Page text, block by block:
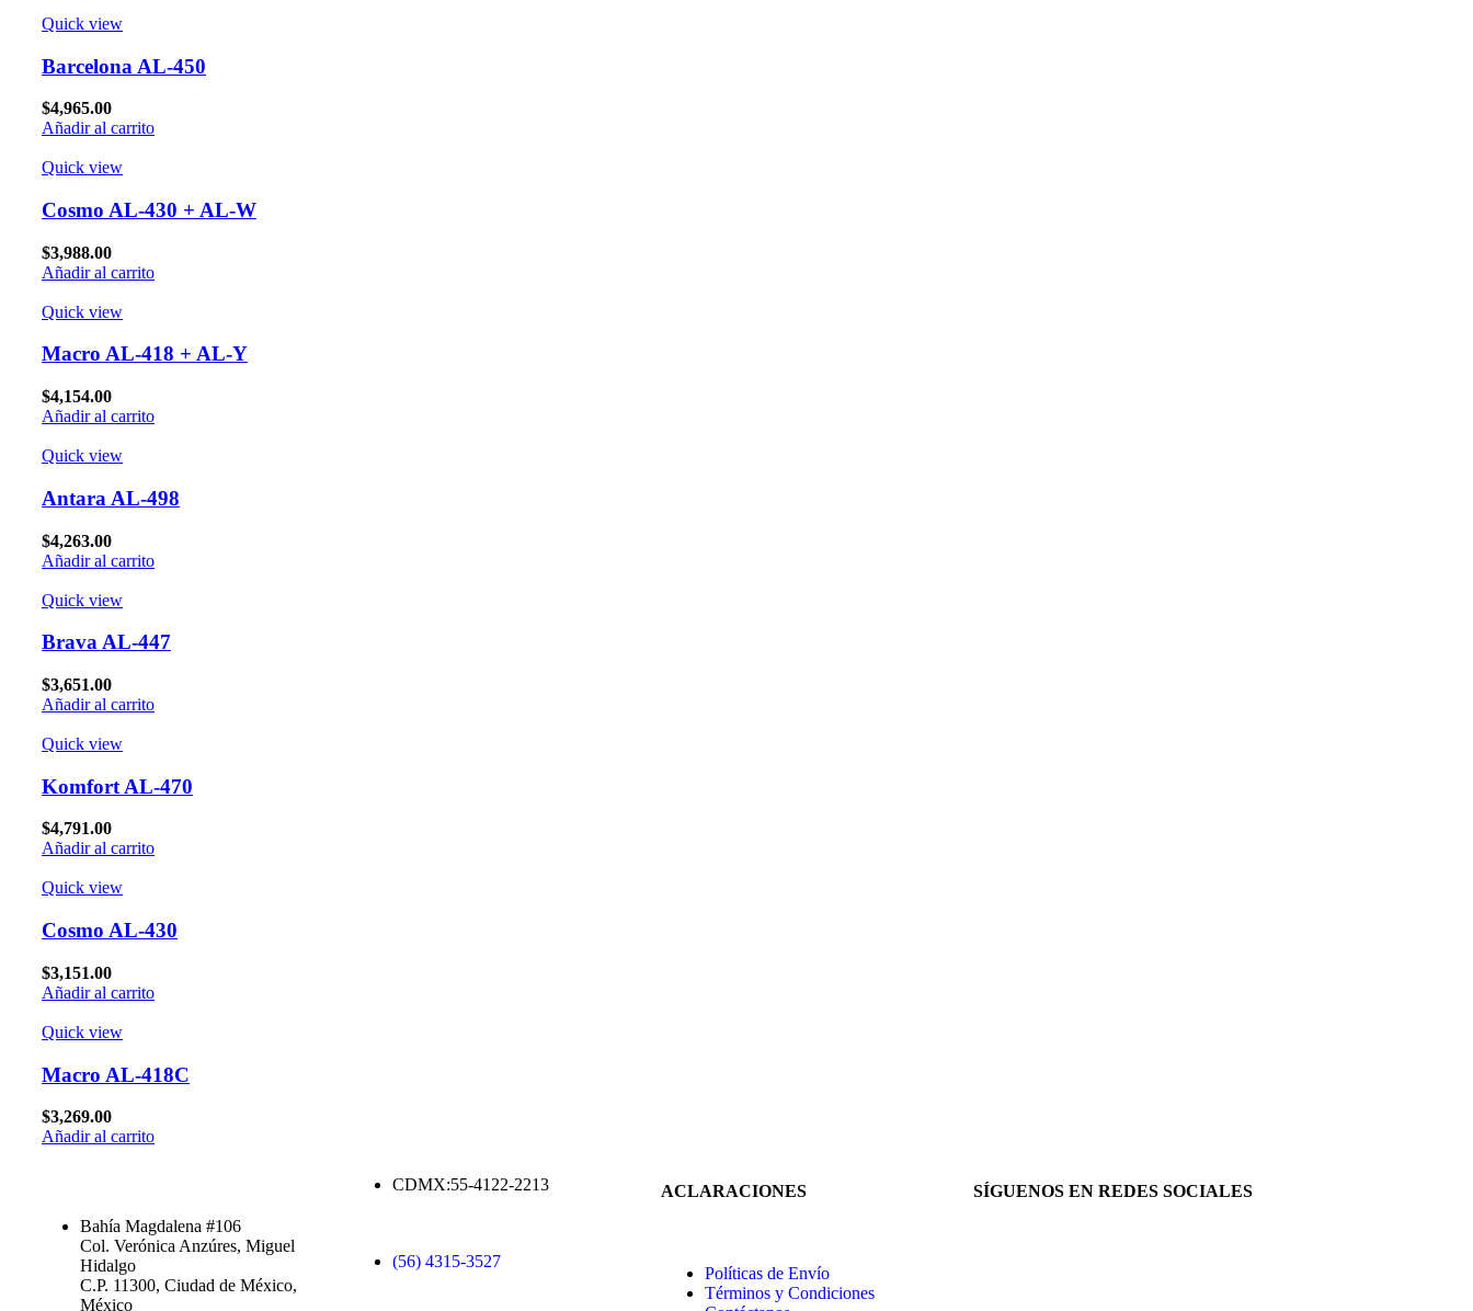
Quick view
Barcelona AL-450
$4,965.00
Añadir al carrito
Quick view
Cosmo AL-430 + AL-W
$3,988.00
Añadir al carrito
Quick view
Macro AL-418 + AL-Y
$4,154.00
Añadir al carrito
Quick view
Antara AL-498
$4,263.00
Añadir al carrito
Quick view
Brava AL-447
$3,651.00
Añadir al carrito
Quick view
Komfort AL-470
$4,791.00
Añadir al carrito
Quick view
Cosmo AL-430
$3,151.00
Añadir al carrito
Quick view
Macro AL-418C
$3,269.00
Añadir al carrito
Bahía Magdalena #106
Col. Verónica Anzúres, Miguel
Hidalgo
C.P. 11300, Ciudad de México,
México
CDMX:55-4122-2213
(56) 4315-3527
ACLARACIONES
Políticas de Envío
Términos y Condiciones
SÍGUENOS EN REDES SOCIALES